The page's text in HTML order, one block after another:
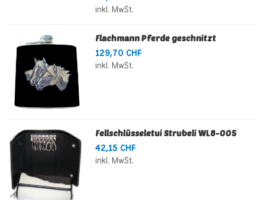
inkl. MwSt.
Flachmann Pferde geschnitzt
129,70 CHF
inkl. MwSt.
Fellschlüsseletui Strubeli WL8-005
42,15 CHF
inkl. MwSt.